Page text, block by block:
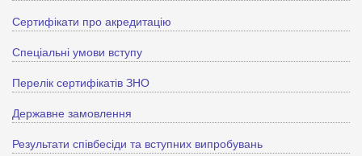
Сертифікати про акредитацію
Спеціальні умови вступу
Перелік сертифікатів ЗНО
Державне замовлення
Результати співбесіди та вступних випробувань